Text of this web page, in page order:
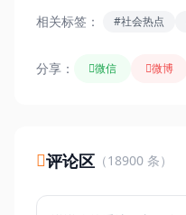
相关标签： #社会热点
分享： 微信 微博
评论区 （18900 条）